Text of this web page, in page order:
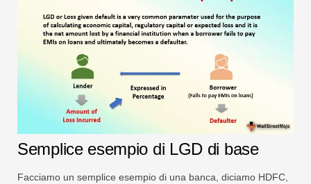
Semplice esempio di LGD di base
Facciamo un semplice esempio di una banca, diciamo HDFC,